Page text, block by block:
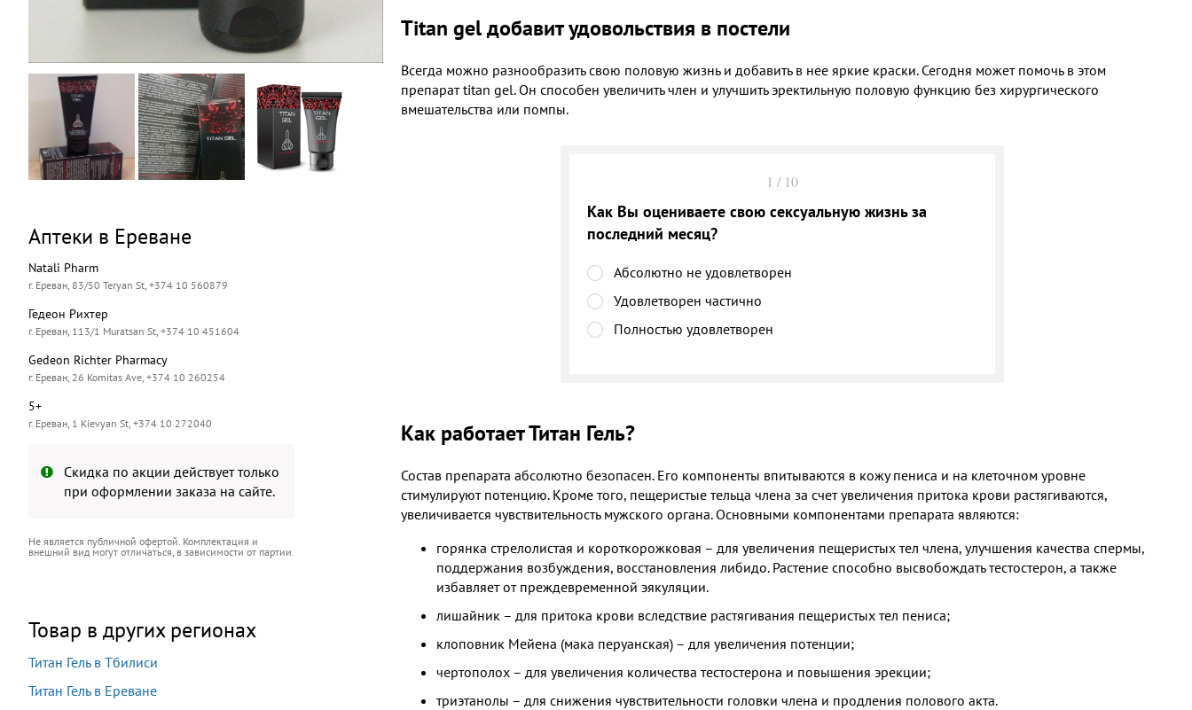
Аптеки в Ереване
Natali Pharm
г. Ереван, 83/50 Teryan St, +374 10 560879
Гедеон Рихтер
г. Ереван, 113/1 Muratsan St, +374 10 451604
Gedeon Richter Pharmacy
г. Ереван, 26 Komitas Ave, +374 10 260254
5+
г. Ереван, 1 Kievyan St, +374 10 272040
Скидка по акции действует только
при оформлении заказа на сайте.
Не является публичной офертой. Комплектация и
внешний вид могут отличаться, в зависимости от партии.
Товар в других регионах
Титан Гель в Тбилиси
Титан Гель в Ереване
Тitan gel добавит удовольствия в постели
Всегда можно разнообразить свою половую жизнь и добавить в нее яркие краски. Сегодня может помочь в этом
препарат titan gel. Он способен увеличить член и улучшить эректильную половую функцию без хирургического
вмешательства или помпы.
1 / 10
Как Вы оцениваете свою сексуальную жизнь за
последний месяц?
Абсолютно не удовлетворен
Удовлетворен частично
Полностью удовлетворен
Как работает Титан Гель?
Состав препарата абсолютно безопасен. Его компоненты впитываются в кожу пениса и на клеточном уровне
стимулируют потенцию. Кроме того, пещеристые тельца члена за счет увеличения притока крови растягиваются,
увеличивается чувствительность мужского органа. Основными компонентами препарата являются:
горянка стрелолистая и короткорожковая – для увеличения пещеристых тел члена, улучшения качества спермы,
поддержания возбуждения, восстановления либидо. Растение способно высвобождать тестостерон, а также
избавляет от преждевременной эякуляции.
лишайник – для притока крови вследствие растягивания пещеристых тел пениса;
клоповник Мейена (мака перуанская) – для увеличения потенции;
чертополох – для увеличения количества тестостерона и повышения эрекции;
триэтанолы – для снижения чувствительности головки члена и продления полового акта.